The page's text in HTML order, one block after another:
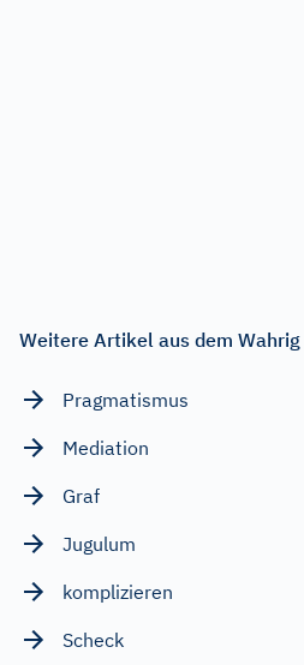
Weitere Artikel aus dem
Pragmatismus
Mediation
Graf
Jugulum
komplizieren
Scheck